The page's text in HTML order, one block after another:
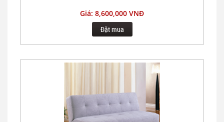
Giá: 8,600,000 VNĐ
Đặt mua